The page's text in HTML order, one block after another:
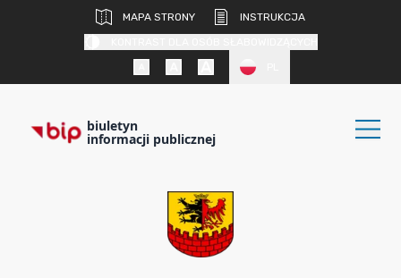
MAPA STRONY
INSTRUKCJA
biuletyn
informacji publicznej